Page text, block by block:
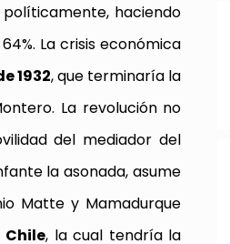
haciendo
La crisis económica
1932, que terminaría la
La revolución no
del mediador del
la asonada, asume
Matte y Mamadurque
Chile, la cual tendría la